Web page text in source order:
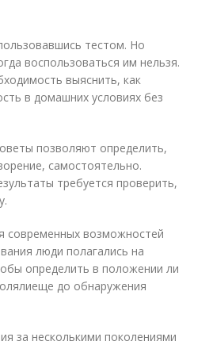
тестом. Но
воспользоваться им нельзя.
выяснить, как
в домашних условиях без
позволяют определить,
самостоятельно.
требуется проверить,
современных возможностей
люди полагались на
определить в положении ли
до обнаружения
за несколькими поколениями